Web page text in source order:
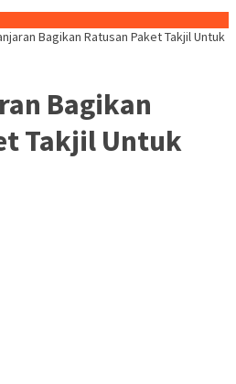
Bagikan Ratusan Paket Takjil Untuk
Bagikan
Takjil Untuk